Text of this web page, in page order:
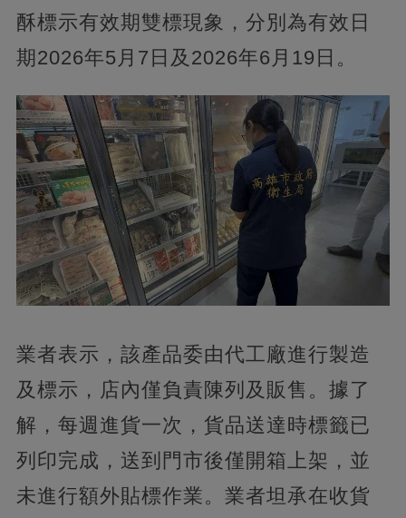
酥標示有效期雙標現象，分別為有效日
期2026年5月7日及2026年6月19日。
業者表示，該產品委由代工廠進行製造
及標示，店內僅負責陳列及販售。據了
解，每週進貨一次，貨品送達時標籤已
列印完成，送到門市後僅開箱上架，並
未進行額外貼標作業。業者坦承在收貨